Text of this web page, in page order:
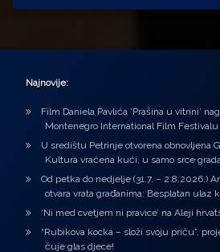
Najnovije:
Film Daniela Pavlića ‘Prašina u vitrini’
Montenegro International Film Festivalu
U središtu Petrinje otvorena obnovljena
Kultura vraćena kući, u samo srce
Od petka do nedjelje (31.7. – 2.8.2026.)
otvara vrata građanima: Besplatan ulaz
‘Ni med cvetjem ni pravice’ na Aleji
“Rubikova kocka – složi svoju priču”,
čuje glas djece!